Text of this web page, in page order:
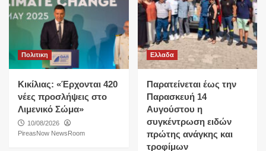
Πολιτικη
Κικίλιας: «Έρχονται 420
νέες προσλήψεις στο
Λιμενικό Σώμα»
10/08/2026
PireasNow NewsRoom
Ελλαδα
Παρατείνεται έως την
Παρασκευή 14
Αυγούστου η
συγκέντρωση ειδών
πρώτης ανάγκης και
τροφίμων